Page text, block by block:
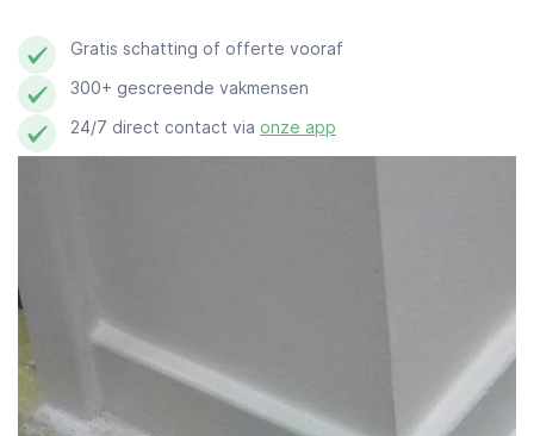
ES
Loodgieter
Slotenmaker
Schoonmaker
Computer expert
Gratis schatting of offerte vooraf
300+ gescreende vakmensen
24/7 direct contact via onze app